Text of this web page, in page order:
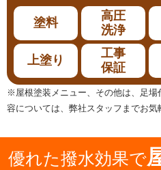
塗料
高圧
洗浄
上塗り
工事
保証
※屋根塗装メニュー、その他は、足場
容については、弊社スタッフまでお気
優れた撥水効果で